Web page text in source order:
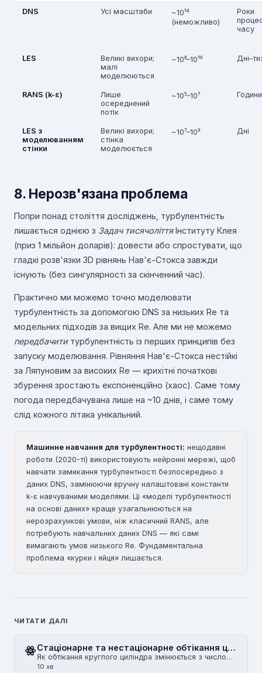
DNS Усі масштаби
~10¹⁴
(неможливо)
Роки
часу
LES
Великі вихори;
малі
моделюються
~10⁸–10¹⁰
RANS (k-ε)
Лише
осереднений
потік
~10⁵–10⁷ Години
LES з
моделюванням
стінки
Великі вихори;
стінка
моделюється
~10⁷–10⁹ Дні
8. Нерозв'язана проблема
Попри понад століття досліджень, турбулентність
лишається однією з Задач тисячоліттяІнституту Клея
(приз 1 мільйон доларів): довести або спростувати, що
гладкі розв'язки 3D рівнянь Нав'є-Стокса завжди
існують (без сингулярності за скінченний час).
Практично ми можемо точно моделювати
турбулентність за допомогою DNS за низьких Re та
модельних підходів за вищих Re. Але ми не можемо
передбачититурбулентність із перших принципів без
запуску моделювання. Рівняння Нав'є-Стокса нестійкі
за Ляпуновим за високих Re — крихітні початкові
збурення зростають експоненційно (хаос). Саме тому
погода передбачувана лише на ~10 днів, і саме тому
слід кожного літака унікальний.
Машинне навчання для турбулентності: нещодавні
роботи (2020-ті) використовують нейронні мережі, щоб
навчати замикання турбулентності безпосередньо з
даних DNS, замінюючи вручну налаштовані константи
k-ε навчуваними моделями. Ці «моделі турбулентності
на основі даних» краще узагальнюються на
нерозрахункові умови, ніж класичний RANS, але
потребують навчальних даних DNS — які самі
вимагають умов низького Re. Фундаментальна
проблема «курки і яйця» лишається.
ЧИТАТИ ДАЛІ
Стаціонарне та нестаціонарне обтікання циліндра
Як обтікання круглого циліндра змінюється з числом Рейнольдса: повзучий потік, стаціонарне відділенн…
10 хв